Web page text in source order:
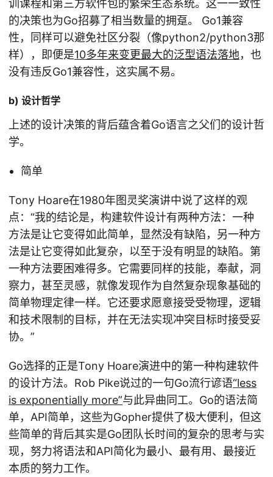
训课程和第三方软件包的繁荣生态系统。这一一致性
的决策也为Go招募了相当数量的拥趸。 Go1兼容
性，同样可以避免社区分裂（像python2/python3那
样），即便是10多年来变更最大的泛型语法落地，也
没有违反Go1兼容性，这实属不易。
b) 设计哲学
上述的设计决策的背后蕴含着Go语言之父们的设计哲
学。
简单
Tony Hoare在1980年图灵奖演讲中说了这样的观
点：“我的结论是，构建软件设计有两种方法：一种
方法是让它变得如此简单，显然没有缺陷，另一种方
法是让它变得如此复杂，以至于没有明显的缺陷。第
一种方法要困难得多。它需要同样的技能，奉献，洞
察力，甚至灵感，就像发现作为自然复杂现象基础的
简单物理定律一样。它还要求愿意接受受物理，逻辑
和技术限制的目标，并在无法实现冲突目标时接受妥
协。”
Go选择的正是Tony Hoare演进中的第一种构建软件
的设计方法。Rob Pike说过的一句Go流行谚语“less
is exponentially more”与此异曲同工。Go的语法简
单，API简单，这些为Gopher提供了极大便利，但这
些简单的背后其实是Go团队长时间的复杂的思考与实
现，努力将语法和API简化为最小、最有用、最接近
本质的努力工作。